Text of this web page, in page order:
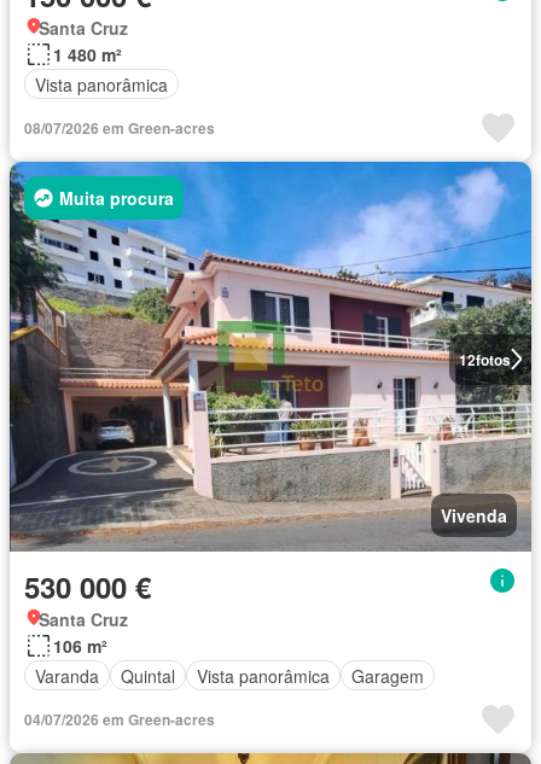
Santa Cruz
1 480 m²
Vista panorâmica
08/07/2026 em Green-acres
12fotos
Muita procura
Vivenda
530 000 €
Santa Cruz
106 m²
Varanda
Quintal Vista panorâmica Garagem
04/07/2026 em Green-acres